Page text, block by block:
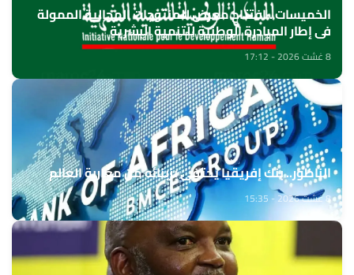
الخميسات ..افتتاح معرض للمنتوجات المجالية الممولة
في إطار المبادرة الوطنية للتنمية البشرية
8 غشت 2026 - 17:12
الناظور.. بنك إفريقيا يحتفي بزبنائه من مغاربة العالم
8 غشت 2026 - 15:35